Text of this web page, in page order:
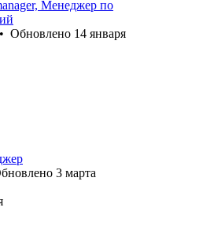
Менеджер по
• Обновлено 14 января
3 марта